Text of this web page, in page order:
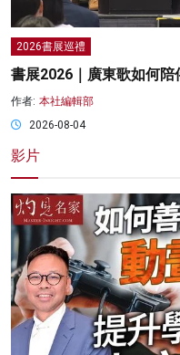
2026書展巡禮
書展2026｜廣東歌如何陪
作者: 本社編輯部
2026-08-04
影片